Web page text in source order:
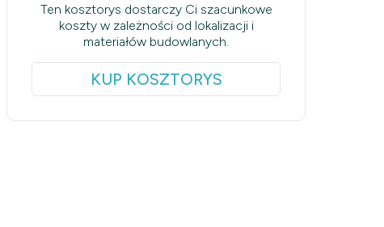
Ten kosztorys dostarczy Ci szacunkowe
koszty w zależności od lokalizacji i
materiałów budowlanych.
KUP KOSZTORYS